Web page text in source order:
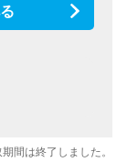
間は終了しました。